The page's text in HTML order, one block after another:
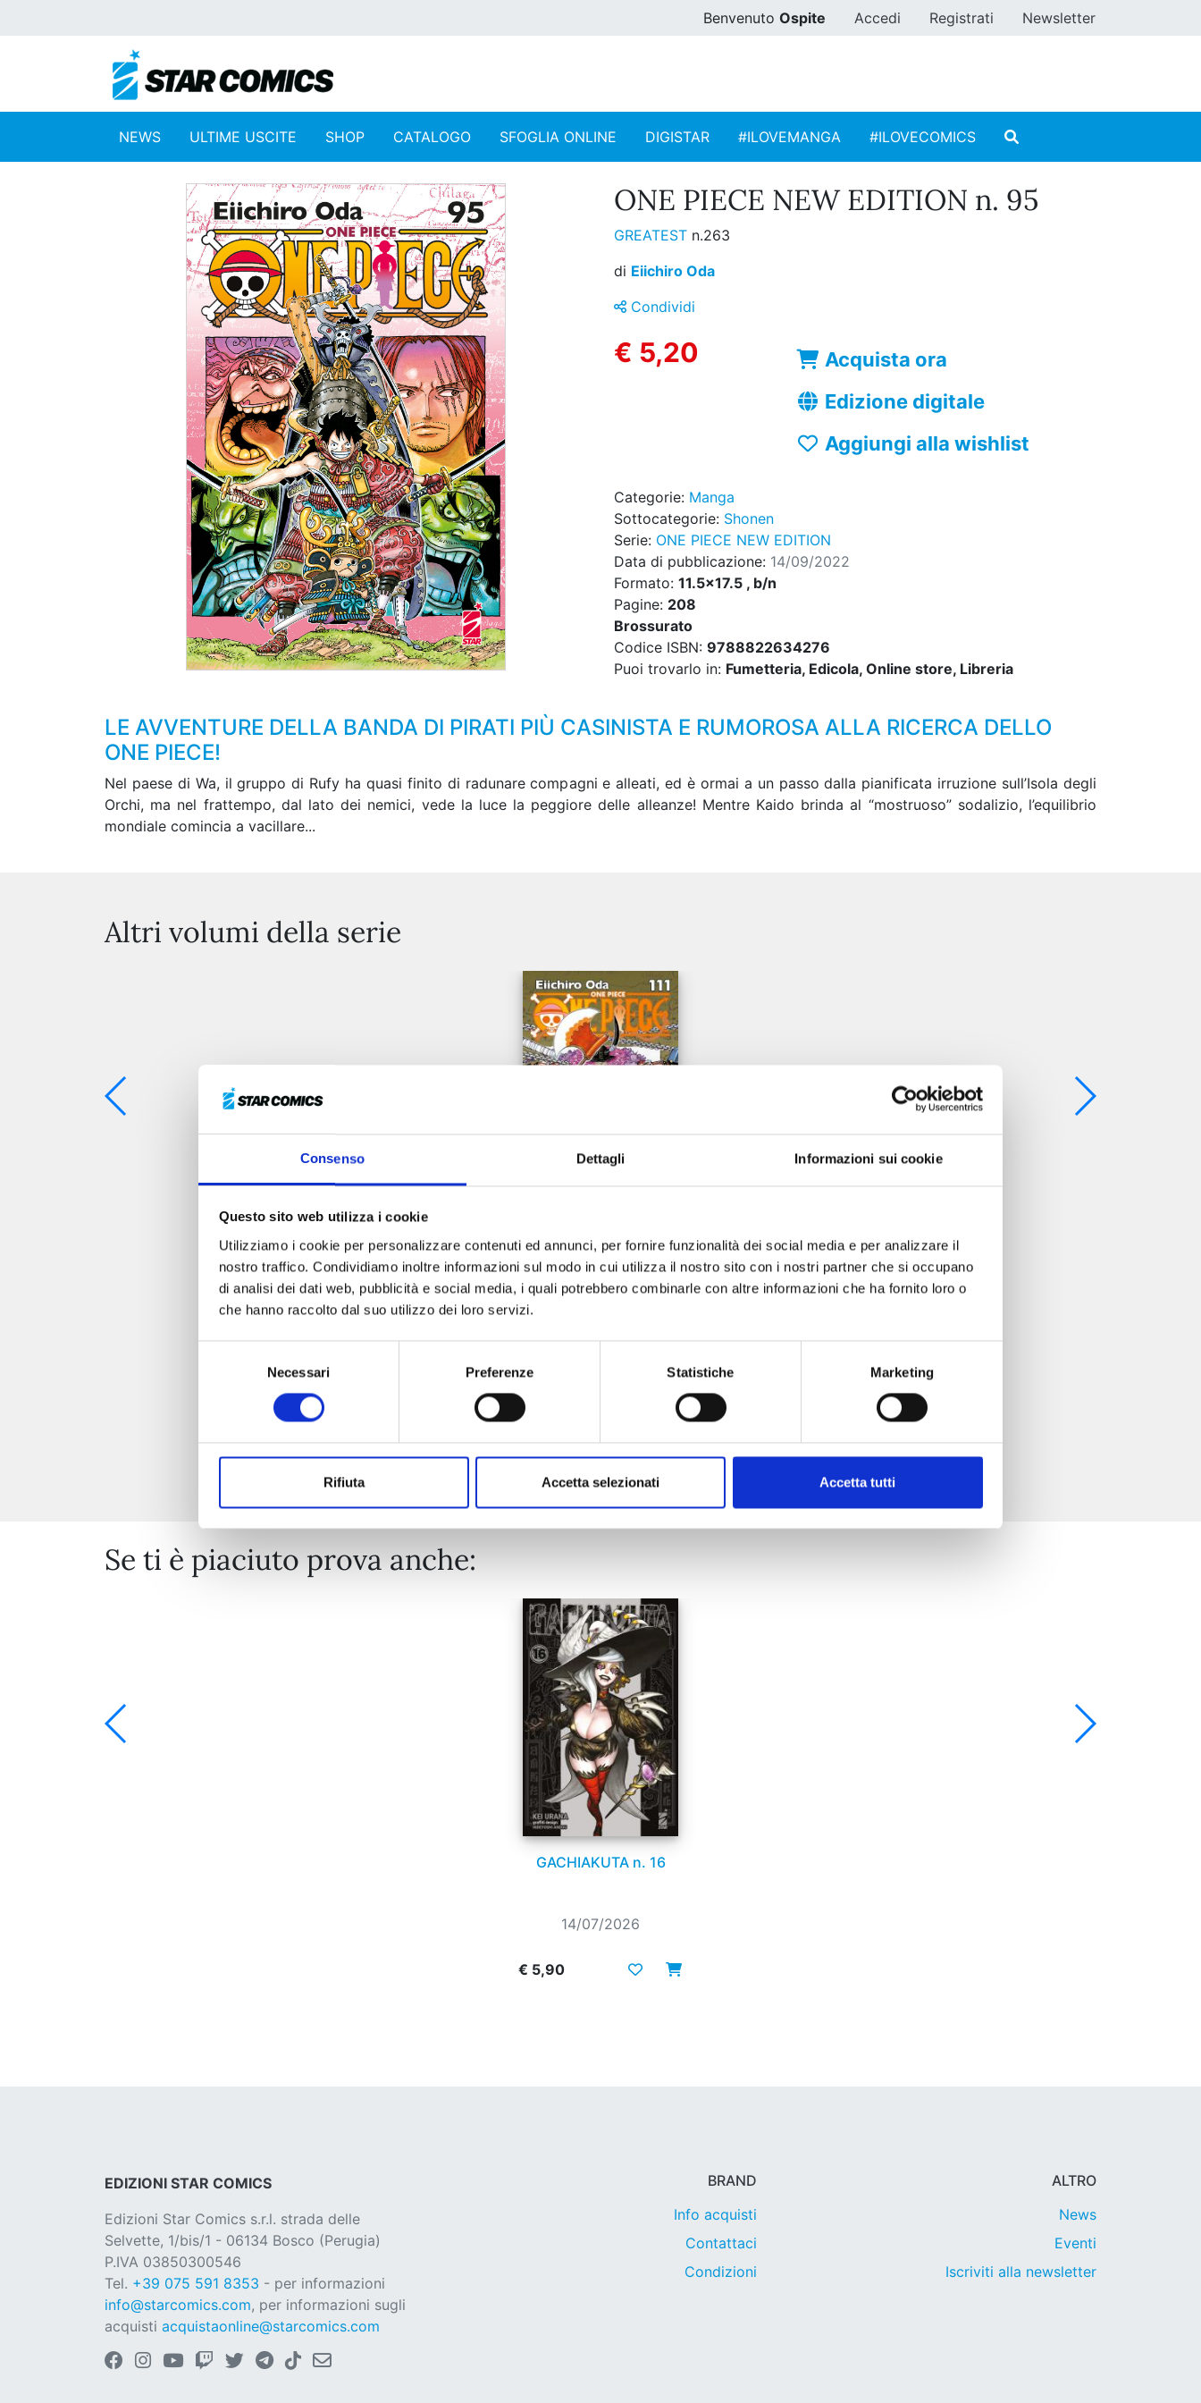
Consenso Dettagli Informazioni sui cookie
Questo sito web utilizza i cookie
Utilizziamo i cookie per personalizzare contenuti ed annunci, per fornire funzionalità dei social media e per analizzare il
nostro traffico. Condividiamo inoltre informazioni sul modo in cui utilizza il nostro sito con i nostri partner che si occupano
di analisi dei dati web, pubblicità e social media, i quali potrebbero combinarle con altre informazioni che ha fornito loro o
che hanno raccolto dal suo utilizzo dei loro servizi.
Necessari Preferenze Statistiche Marketing
Rifiuta Accetta selezionati Accetta tutti
Benvenuto Ospite Accedi Registrati Newsletter
NEWS ULTIME USCITE SHOP CATALOGO SFOGLIA ONLINE DIGISTAR #ILOVEMANGA #ILOVECOMICS
ONE PIECE NEW EDITION n. 95
GREATEST n.263
di Eiichiro Oda
Condividi
€ 5,20
Acquista ora
Edizione digitale
Aggiungi alla wishlist
Categorie: Manga
Sottocategorie: Shonen
Serie: ONE PIECE NEW EDITION
Data di pubblicazione: 14/09/2022
Formato: 11.5x17.5 , b/n
Pagine: 208
Brossurato
Codice ISBN: 9788822634276
Puoi trovarlo in: Fumetteria, Edicola, Online store, Libreria
LE AVVENTURE DELLA BANDA DI PIRATI PIÙ CASINISTA E RUMOROSA ALLA RICERCA DELLO
ONE PIECE!
Nel paese di Wa, il gruppo di Rufy ha quasi finito di radunare compagni e alleati, ed è ormai a un passo dalla pianificata irruzione sull’Isola degli
Orchi, ma nel frattempo, dal lato dei nemici, vede la luce la peggiore delle alleanze! Mentre Kaido brinda al “mostruoso” sodalizio, l’equilibrio
mondiale comincia a vacillare...
Altri volumi della serie
25/08/2026
€ 5,90
Mostra tutto
Se ti è piaciuto prova anche:
GACHIAKUTA n. 16
14/07/2026
€ 5,90
EDIZIONI STAR COMICS
Edizioni Star Comics s.r.l. strada delle
Selvette, 1/bis/1 - 06134 Bosco (Perugia)
P.IVA 03850300546
Tel. +39 075 591 8353 - per informazioni
info@starcomics.com, per informazioni sugli
acquisti acquistaonline@starcomics.com
BRAND
Info acquisti
Contattaci
Condizioni
ALTRO
News
Eventi
Iscriviti alla newsletter